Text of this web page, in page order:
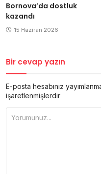
Bornova’da dostluk
kazandı
15 Haziran 2026
Bir cevap yazın
E-posta hesabınız
işaretlenmişlerdir